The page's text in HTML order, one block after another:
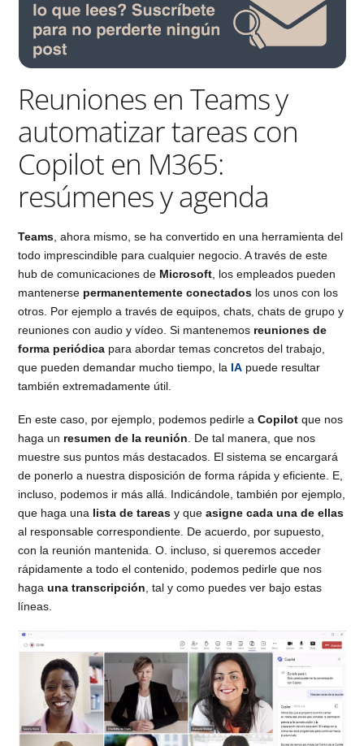
Reuniones en Teams y
automatizar tareas con
Copilot en M365:
resúmenes y agenda
Teams , ahora mismo, se ha convertido en una herramienta del
todo imprescindible para cualquier negocio. A través de este
hub de comunicaciones de Microsoft , los empleados pueden
mantenerse permanentemente conectados los unos con los
otros. Por ejemplo a través de equipos, chats, chats de grupo y
reuniones con audio y vídeo. Si mantenemos reuniones de
forma periódica para abordar temas concretos del trabajo,
que pueden demandar mucho tiempo, la IA puede resultar
también extremadamente útil.
En este caso, por ejemplo, podemos pedirle aCopilotque nos
haga un resumen de la reunión . De tal manera, que nos
muestre sus puntos más destacados. El sistema se encargará
de ponerlo a nuestra disposición de forma rápida y eficiente. E,
incluso, podemos ir más allá. Indicándole, también por ejemplo,
que haga una lista de tareas y queasigne cada una de ellas
al responsable correspondiente. De acuerdo, por supuesto,
con la reunión mantenida. O. incluso, si queremos acceder
rápidamente a todo el contenido, podemos pedirle que nos
hagauna transcripción , tal y como puedes ver bajo estas
líneas.